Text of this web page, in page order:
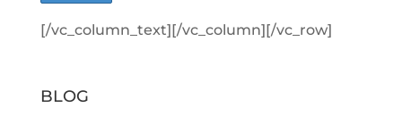
[/vc_column_text][/vc_column][/vc_row]
BLOG